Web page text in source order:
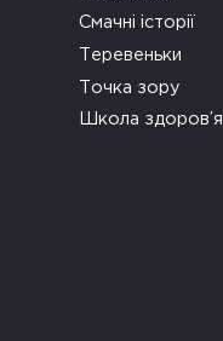
Смачні історії
Теревеньки
Точка зору
Школа здоров’я